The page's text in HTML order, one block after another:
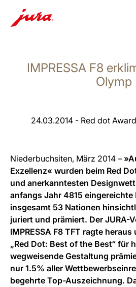
wechselnIMPRESSA F8
Olymp
24.03.2014 - Red dot
Niederbuchsiten, März 2014 –
Exzellenz« wurden beim Red
und anerkanntesten
anfangs Jahr 4815 eingereichte
insgesamt 53 Nationen
juriert und prämiert. Der JURA-
IMPRESSA F8 TFT ragte
„Red Dot: Best of the Best“ für
wegweisende Gestaltung
nur 1.5% aller
begehrte Top-Auszeichnung.